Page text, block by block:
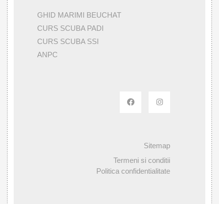
GHID MARIMI BEUCHAT
CURS SCUBA PADI
CURS SCUBA SSI
ANPC
Sitemap
Termeni si conditii
Politica confidentialitate